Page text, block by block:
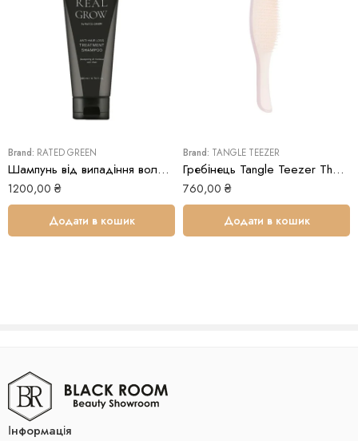
Brand: RATED GREEN
Шампунь від випадіння волосся Rated Green REAL GROW ANTI HAIR LOSS TREATMENT SHAMPOO
1200,00 ₴
Додати в кошик
Brand: TANGLE TEEZER
Гребінець Tangle Teezer The Wet Detangler Fine & Fragile Pink Whisper
760,00 ₴
Додати в кошик
Інформація